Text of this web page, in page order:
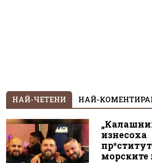
НАЙ-ЧЕТЕНИ НАЙ-
изнесоха
морските